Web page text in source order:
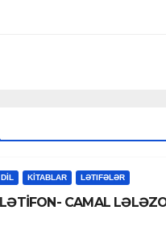
DİL KİTABLAR LƏTIFƏLƏR
LƏTİFON- CAMAL